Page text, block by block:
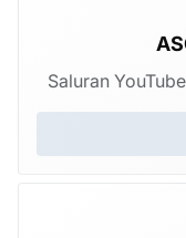
Saluran